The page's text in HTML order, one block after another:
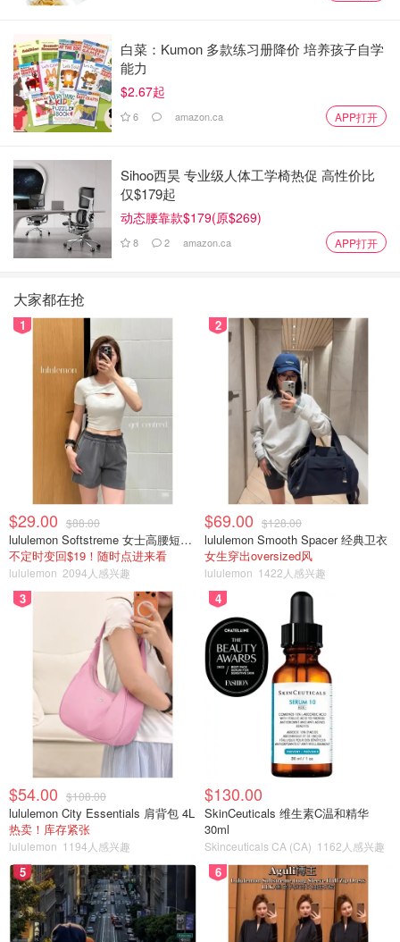
白菜：Kumon 多款练习册降价 培养孩子自学
能力
$2.67起
6 amazon.ca APP打开
Sihoo西昊 专业级人体工学椅热促 高性价比
仅$179起
动态腰靠款$179(原$269)
8 2 amazon.ca APP打开
大家都在抢
1
$29.00 $88.00
lululemon Softstreme 女士高腰短裤 10cm
不定时变回$19！随时点进来看
lululemon 2094人感兴趣
2
$69.00 $128.00
lululemon Smooth Spacer 经典卫衣
女生穿出oversized风
lululemon 1422人感兴趣
3
$54.00 $108.00
lululemon City Essentials 肩背包 4L
热卖！库存紧张
lululemon 1194人感兴趣
4
$130.00
SkinCeuticals 维生素C温和精华
30ml
Skinceuticals CA (CA) 1162人感兴趣
5 6